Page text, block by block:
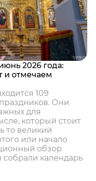
2026 года:
и отмечаем
109
Они
для
который стоит
то великий
или начало
обзор
календарь